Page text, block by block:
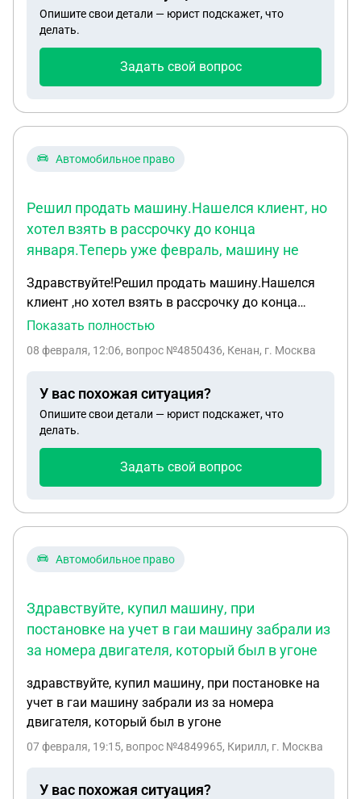
Опишите свои детали — юрист подскажет, что
делать.
Задать свой вопрос
Автомобильное право
Решил продать машину.Нашелся клиент, но
хотел взять в рассрочку до конца
января.Теперь уже февраль, машину не
Здравствуйте!Решил продать машину.Нашелся
клиент ,но хотел взять в рассрочку до конца
января.Теперь уже февраль,машину не
нет,так как там нет подписи Вчера был у
преступления нет,мол это гражданское право.Я
владелец авто и я вправе знать,где мое авто
Показать полностью
08 февраля, 12:06, вопрос №4850436, Кенан, г. Москва
У вас похожая ситуация?
Опишите свои детали — юрист подскажет, что
делать.
Задать свой вопрос
Автомобильное право
Здравствуйте, купил машину, при
постановке на учет в гаи машину забрали из
за номера двигателя, который был в угоне
здравствуйте, купил машину, при постановке на
учет в гаи машину забрали из за номера
двигателя, который был в угоне
07 февраля, 19:15, вопрос №4849965, Кирилл, г. Москва
У вас похожая ситуация?